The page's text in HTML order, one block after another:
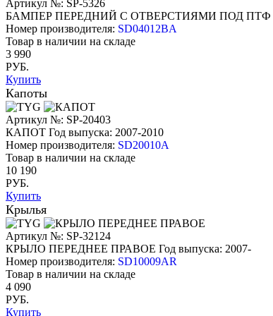
Артикул №: SP-5326
БАМПЕР ПЕРЕДНИЙ С ОТВЕРСТИЯМИ ПОД ПТФ
Номер производителя: SD04012BA
Товар в наличии на складе
3 990
РУБ.
Купить
Капоты
Артикул №: SP-20403
КАПОТ Год выпуска: 2007-2010
Номер производителя: SD20010A
Товар в наличии на складе
10 190
РУБ.
Купить
Крылья
Артикул №: SP-32124
КРЫЛО ПЕРЕДНЕЕ ПРАВОЕ Год выпуска: 2007-
Номер производителя: SD10009AR
Товар в наличии на складе
4 090
РУБ.
Купить